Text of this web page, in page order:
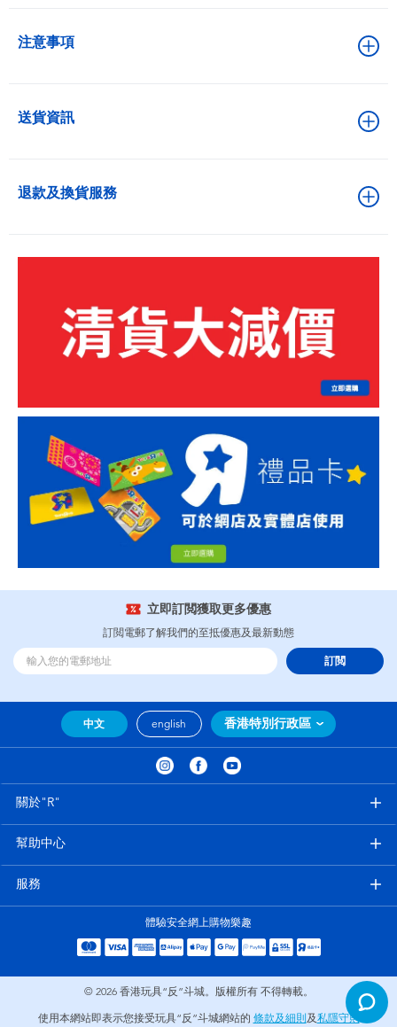
注意事項
送貨資訊
退款及換貨服務
立即訂閲獲取更多優惠
訂閲電郵了解我們的至抵優惠及最新動態
訂閲
中文 english 香港特別行政區
關於"R"
幫助中心
服務
體驗安全網上購物樂趣
© 2026 香港玩具“反”斗城。版權所有 不得轉載。
使用本網站即表示您接受玩具“反”斗城網站的 條款及細則及私隱守則